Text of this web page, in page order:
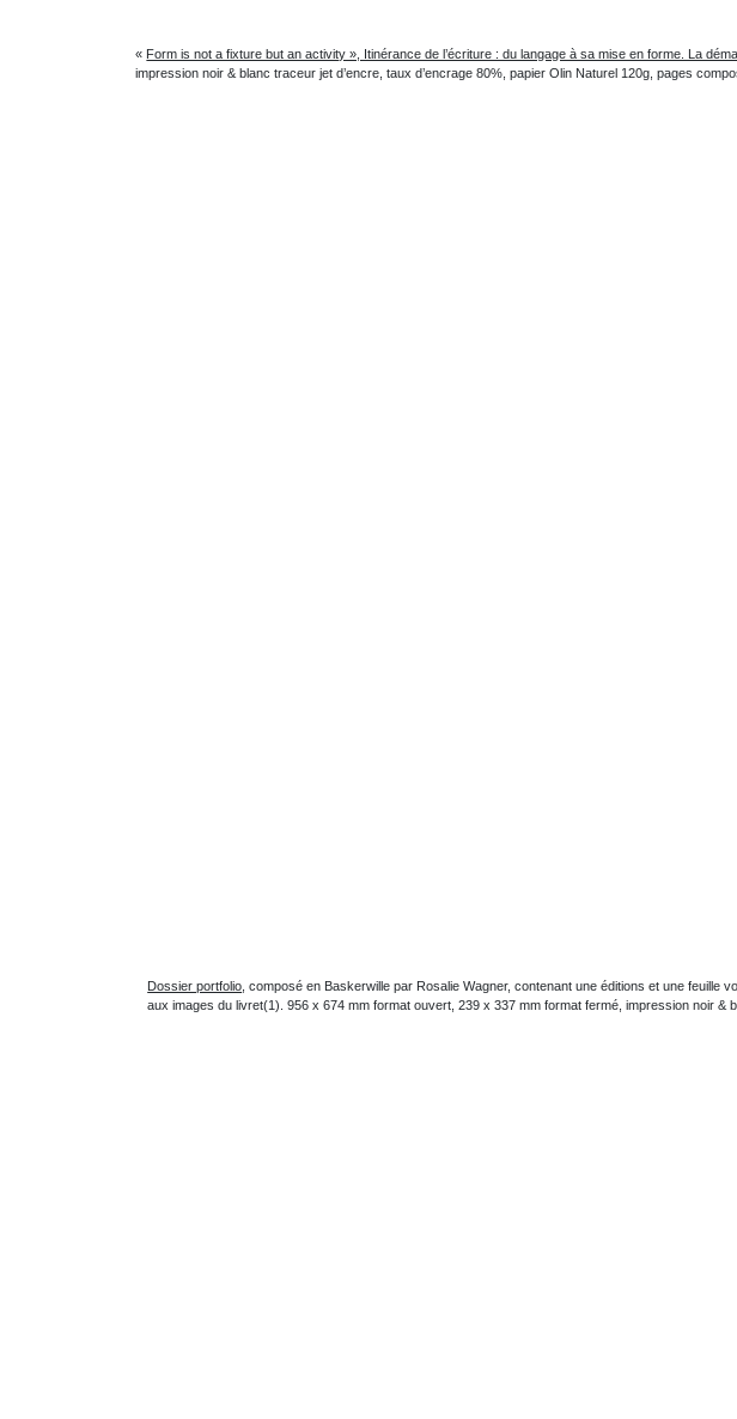
« Form is not a fixture but an activity », Itinérance de l’écriture : du langage à sa mise en forme. La
impression noir & blanc traceur jet d’encre, taux d’encrage 80%, papier Olin Naturel 120g, pages
Dossier portfolio , composé en Baskerwille par Rosalie Wagner, contenant une éditions et une
aux images du livret(1). 956 x 674 mm format ouvert, 239 x 337 mm format fermé, impression noir &